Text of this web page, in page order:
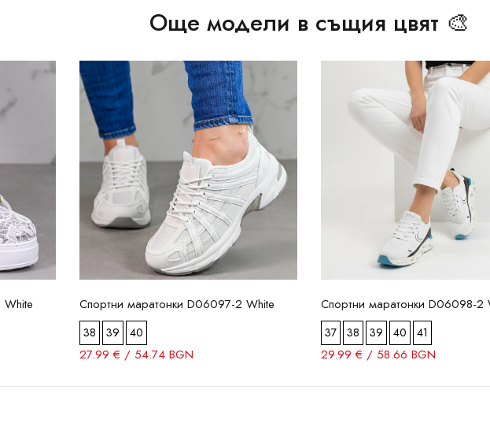
Още модели в същия цвят 🎨
Спортни маратонки D06097-2 White
38 39 40
27.99 € / 54.74 BGN
Спортни маратонки D06098-2
37 38 39 40 41
29.99 € / 58.66 BGN